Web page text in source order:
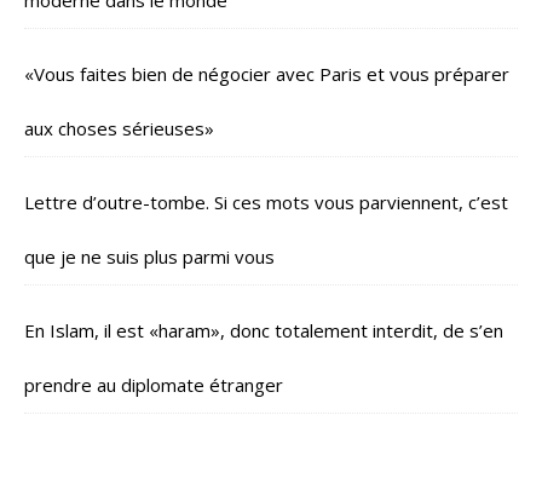
«Vous faites bien de négocier avec Paris et vous préparer
aux choses sérieuses»
Lettre d’outre-tombe. Si ces mots vous parviennent, c’est
que je ne suis plus parmi vous
En Islam, il est «haram», donc totalement interdit, de s’en
prendre au diplomate étranger